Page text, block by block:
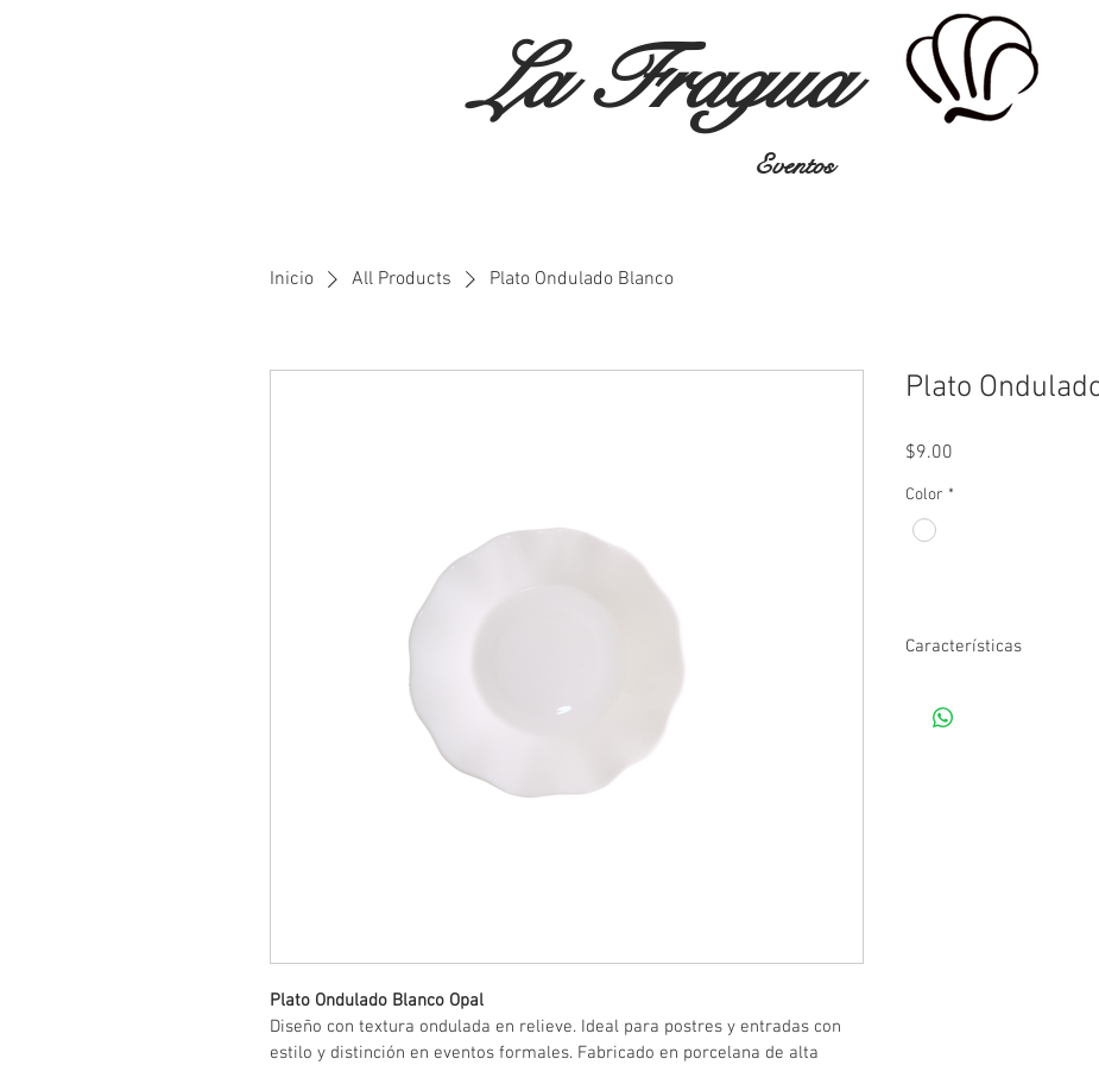
La Fragua
Eventos
Inicio All Products Plato Ondulado Blanco
Plato Ondulado Blanco Opal
Diseño con textura ondulada en relieve. Ideal para postres y entradas con
estilo y distinción en eventos formales. Fabricado en porcelana de alta
Plato
$9.00
Color *
Características